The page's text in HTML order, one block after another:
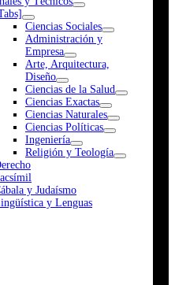
Ciencias Sociales
Administración y
Empresa
Arte, Arquitectura,
Diseño
Ciencias de la Salud
Ciencias Exactas
Ciencias Naturales
Ciencias Políticas
Ingeniería
Religión y Teología
y Judaísmo
y Lenguas